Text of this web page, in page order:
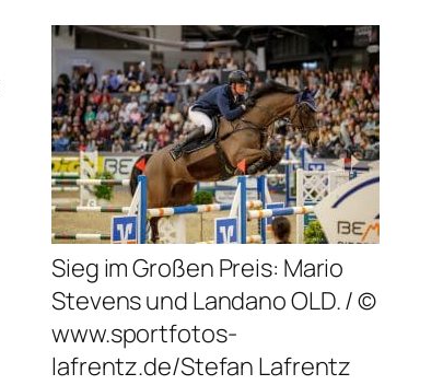
Sieg im Großen Preis: Mario
Stevens und Landano OLD. / ©
www.sportfotos-
lafrentz.de/Stefan Lafrentz